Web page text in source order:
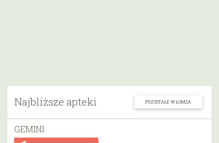
Najbliższe apteki POZOSTAŁE W ŁOMŻA
GEMINI